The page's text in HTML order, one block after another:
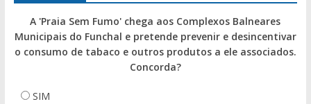
A 'Praia Sem Fumo' chega aos Complexos Balneares
Municipais do Funchal e pretende prevenir e desincentivar
o consumo de tabaco e outros produtos a ele associados.
Concorda?
SIM